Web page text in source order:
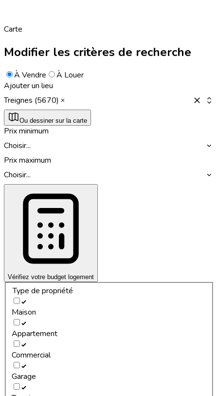
Carte
Modifier les critères de recherche
À Vendre
À Louer
Ajouter un lieu
Treignes (5670)
Ou dessiner sur la carte
Prix minimum
Choisir...
Prix maximum
Choisir...
Vérifiez votre budget logement
Type de propriété
Maison
Appartement
Commercial
Garage